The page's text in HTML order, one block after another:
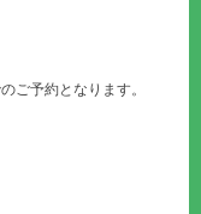
ご予約となります。